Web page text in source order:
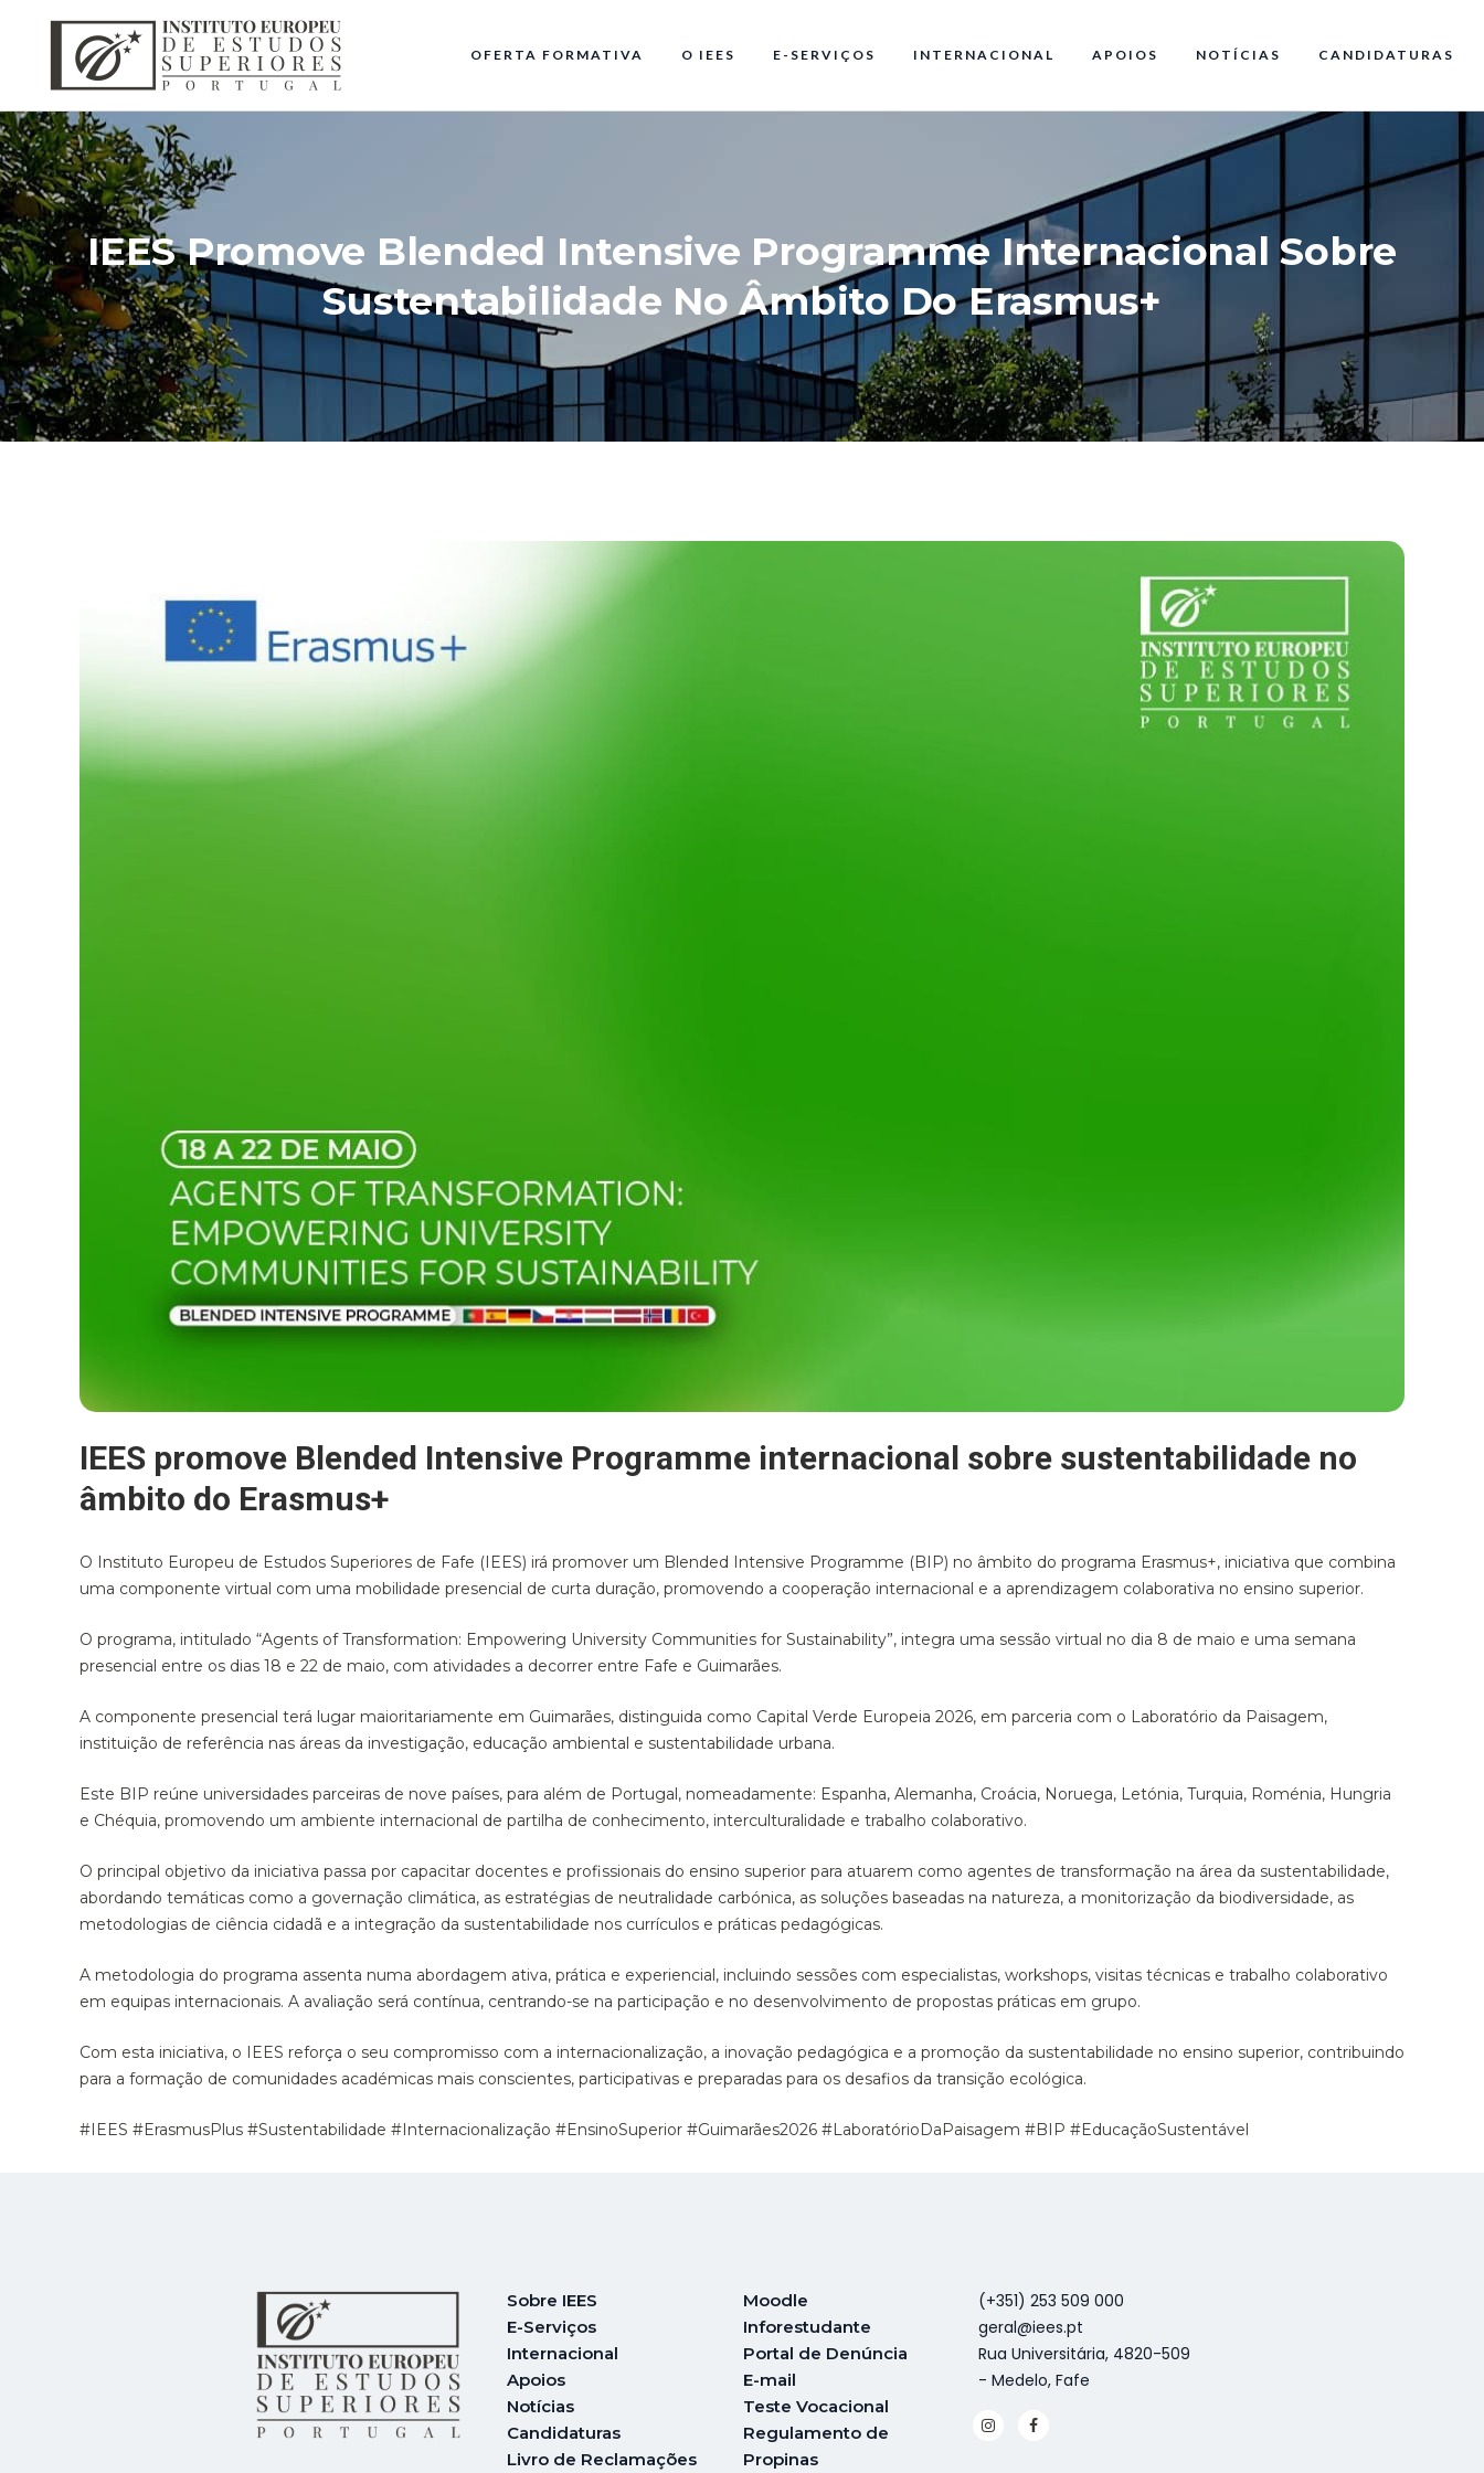
OFERTA FORMATIVA O IEES E-SERVIÇOS INTERNACIONAL APOIOS NOTÍCIAS CANDIDATURAS
IEES Promove Blended Intensive Programme Internacional Sobre
Sustentabilidade No Âmbito Do Erasmus+
IEES promove Blended Intensive Programme internacional sobre sustentabilidade no
âmbito do Erasmus+
O Instituto Europeu de Estudos Superiores de Fafe (IEES) irá promover um Blended Intensive Programme (BIP) no âmbito do programa Erasmus+, iniciativa que combina
uma componente virtual com uma mobilidade presencial de curta duração, promovendo a cooperação internacional e a aprendizagem colaborativa no ensino superior.
O programa, intitulado “Agents of Transformation: Empowering University Communities for Sustainability”, integra uma sessão virtual no dia 8 de maio e uma semana
presencial entre os dias 18 e 22 de maio, com atividades a decorrer entre Fafe e Guimarães.
A componente presencial terá lugar maioritariamente em Guimarães, distinguida como Capital Verde Europeia 2026, em parceria com o Laboratório da Paisagem,
instituição de referência nas áreas da investigação, educação ambiental e sustentabilidade urbana.
Este BIP reúne universidades parceiras de nove países, para além de Portugal, nomeadamente: Espanha, Alemanha, Croácia, Noruega, Letónia, Turquia, Roménia, Hungria
e Chéquia, promovendo um ambiente internacional de partilha de conhecimento, interculturalidade e trabalho colaborativo.
O principal objetivo da iniciativa passa por capacitar docentes e profissionais do ensino superior para atuarem como agentes de transformação na área da sustentabilidade,
abordando temáticas como a governação climática, as estratégias de neutralidade carbónica, as soluções baseadas na natureza, a monitorização da biodiversidade, as
metodologias de ciência cidadã e a integração da sustentabilidade nos currículos e práticas pedagógicas.
A metodologia do programa assenta numa abordagem ativa, prática e experiencial, incluindo sessões com especialistas, workshops, visitas técnicas e trabalho colaborativo
em equipas internacionais. A avaliação será contínua, centrando-se na participação e no desenvolvimento de propostas práticas em grupo.
Com esta iniciativa, o IEES reforça o seu compromisso com a internacionalização, a inovação pedagógica e a promoção da sustentabilidade no ensino superior, contribuindo
para a formação de comunidades académicas mais conscientes, participativas e preparadas para os desafios da transição ecológica.
#IEES #ErasmusPlus #Sustentabilidade #Internacionalização #EnsinoSuperior #Guimarães2026 #LaboratórioDaPaisagem #BIP #EducaçãoSustentável
Sobre IEES
E-Serviços
Internacional
Apoios
Notícias
Candidaturas
Livro de Reclamações
Moodle
Inforestudante
Portal de Denúncia
E-mail
Teste Vocacional
Regulamento de
Propinas
(+351) 253 509 000
geral@iees.pt
Rua Universitária, 4820-509
- Medelo, Fafe